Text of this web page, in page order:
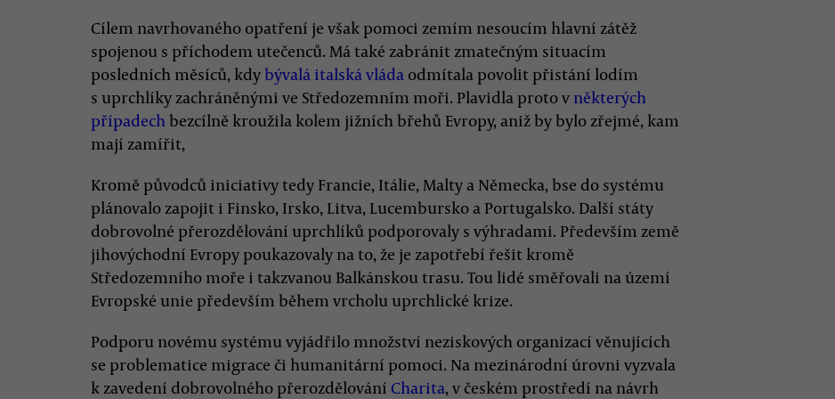
Cílem navrhovaného opatření je však pomoci zemím nesoucím hlavní zátěž
spojenou s příchodem utečenců. Má také zabránit zmatečným situacím
posledních měsíců, kdybývalá italská vláda odmítala povolit přistání lodím
s uprchlíky zachráněnými ve Středozemním moři. Plavidla proto v některých
případechbezcílně kroužila kolem jižních břehů Evropy, aniž by bylo zřejmé, kam
mají zamířit,
Kromě původců iniciativy tedy Francie, Itálie, Malty a Německa, bse do systému
plánovalo zapojit i Finsko, Irsko, Litva, Lucembursko a Portugalsko. Další státy
dobrovolné přerozdělování uprchlíků podporovaly s výhradami. Především země
jihovýchodní Evropy poukazovaly na to, že je zapotřebí řešit kromě
Středozemního moře i takzvanou Balkánskou trasu. Tou lidé směřovali na území
Evropské unie především během vrcholu uprchlické krize.
Podporu novému systému vyjádřilo množství neziskových organizací věnujících
se problematice migrace či humanitární pomoci. Na mezinárodní úrovni vyzvala
k zavedení dobrovolného přerozdělování Charita, v českém prostředí na návrh